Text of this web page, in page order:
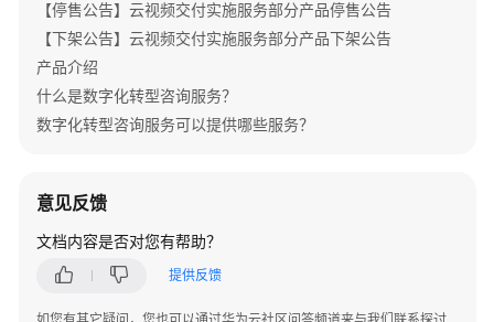
咨
询
与
规
划
云
与
施
【停售公告】云视频交付实施服务部分产品停售公告
【下架公告】云视频交付实施服务部分产品下架公告
产品介绍
什么是数字化转型咨询服务？
数字化转型咨询服务可以提供哪些服务？
意见反馈
文档内容是否对您有帮助？
提供反馈